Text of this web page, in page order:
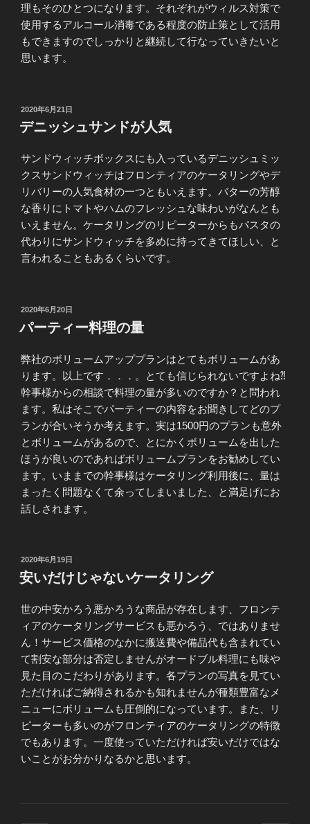
理もそのひとつになります。それぞれがウィルス対策で
使用するアルコール消毒である程度の防止策として活用
もできますのでしっかりと継続して行なっていきたいと
思います。
投
稿
日:
2020年6月21日
デニッシュサンドが人気
サンドウィッチボックスにも入っているデニッシュミッ
クスサンドウィッチはフロンティアのケータリングやデ
リバリーの人気食材の一つともいえます。バターの芳醇
な香りにトマトやハムのフレッシュな味わいがなんとも
いえません。ケータリングのリピーターからもパスタの
代わりにサンドウィッチを多めに持ってきてほしい、と
言われることもあるくらいです。
投
日:
2020年6月20日
パーティー料理の量
弊社のボリュームアッププランはとてもボリュームがあ
ります。以上です．．．。とても信じられないですよね⁈
幹事様からの相談で料理の量が多いのですか？と問われ
ます。私はそこでパーティーの内容をお聞きしてどのプ
ランが合いそうか考えます。実は1500円のプランも意外
とボリュームがあるので、とにかくボリュームを出した
ほうが良いのであればボリュームプランをお勧めしてい
ます。いままでの幹事様はケータリング利用後に、量は
まったく問題なくて余ってしまいました、と満足げにお
話しされます。
投
稿
日:
2020年6月19日
安いだけじゃないケータリング
世の中安かろう悪かろうな商品が存在します、フロンテ
ィアのケータリングサービスも悪かろう、ではありませ
ん！サービス価格のなかに搬送費や備品代も含まれてい
て割安な部分は否定しませんがオードブル料理にも味や
見た目のこだわりがあります。各プランの写真を見てい
ただければご納得されるかも知れませんが種類豊富なメ
ニューにボリュームも圧倒的になっています。また、リ
ピーターも多いのがフロンティアのケータリングの特徴
でもあります。一度使っていただければ安いだけではな
いことがお分かりなるかと思います。